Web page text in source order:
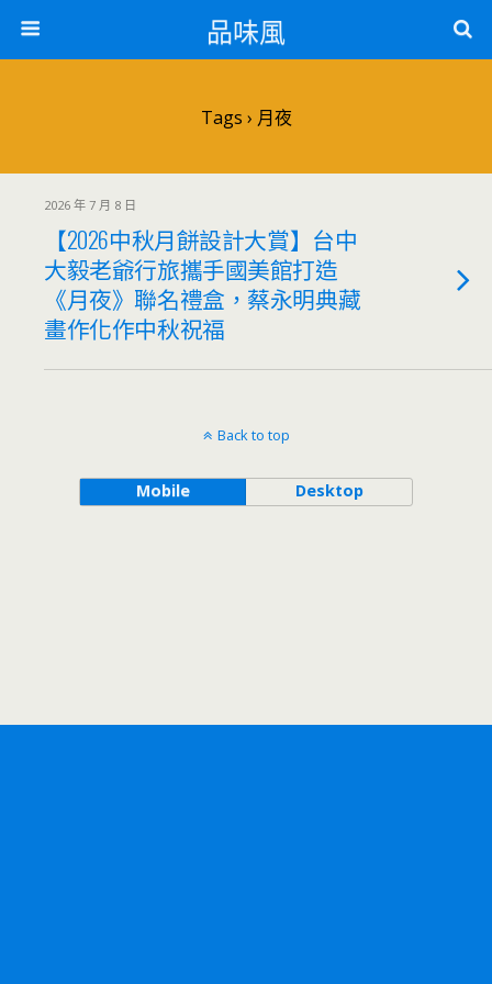
品味風
Tags › 月夜
2026 年 7 月 8 日
【2026中秋月餅設計大賞】台中
大毅老爺行旅攜手國美館打造
《月夜》聯名禮盒，蔡永明典藏
畫作化作中秋祝福
Back to top
Mobile Desktop